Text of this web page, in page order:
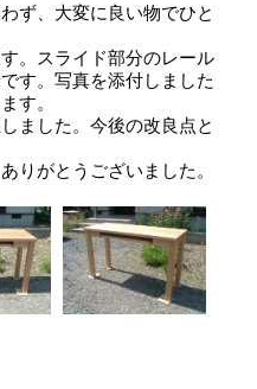
ず、大変に良い物でひと
。スライド部分のレール
す。写真を添付しました
す。
ました。今後の改良点と
りがとうございました。